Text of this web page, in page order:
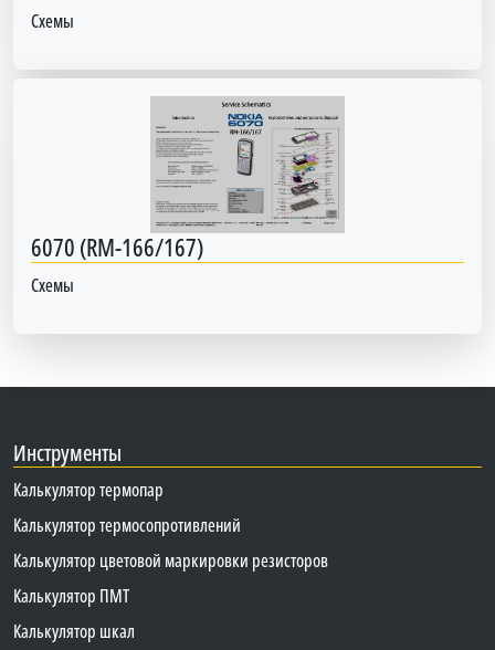
Схемы
6070 (RM-166/167)
Схемы
Инструменты
Калькулятор термопар
Калькулятор термосопротивлений
Калькулятор цветовой маркировки резисторов
Калькулятор ПМТ
Калькулятор шкал